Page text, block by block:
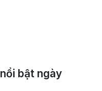
bật ngày